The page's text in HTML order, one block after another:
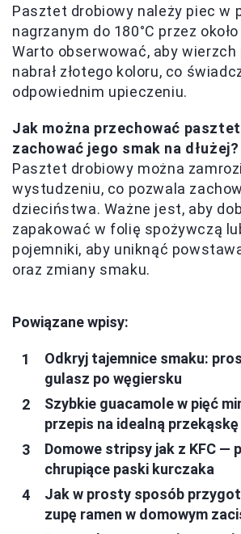
Pasztet drobiowy należy piec w
nagrzanym do 180°C przez
Warto obserwować, aby
nabrał złotego koloru, co
odpowiednim upieczeniu.
Jak można przechować
zachować jego smak na dłużej?
Pasztet drobiowy można
wystudzeniu, co pozwala
dzieciństwa. Ważne jest, aby
zapakować w folię spożywczą
pojemniki, aby uniknąć
oraz zmiany smaku.
Powiązane wpisy:
Odkryj tajemnice smaku:
gulasz po węgiersku
Szybkie guacamole w pięć
przepis na idealną przekąskę
Domowe stripsy jak z KFC —
chrupiące paski kurczaka
Jak w prosty sposób
zupę ramen w domowym